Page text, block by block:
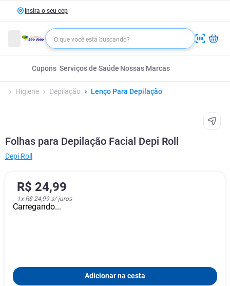
Insira o seu cep
Cupons Serviços de Saúde Nossas Marcas
Higiene Depilação Lenço Para Depilação
Folhas para Depilação Facial Depi Roll
Depi Roll
R$ 24,99
1x R$ 24,99s/ juros
Carregando...
Adicionar na cesta